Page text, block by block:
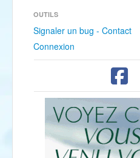
OUTILS
Signaler un bug - Contact
Connexion